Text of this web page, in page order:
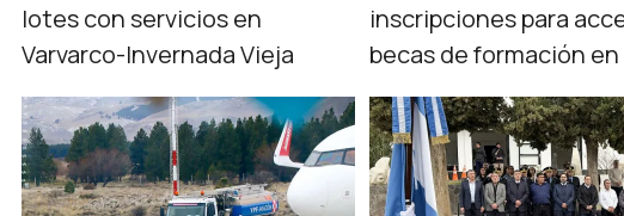
lotes con servicios en
Varvarco-Invernada Vieja
inscripciones para
becas de formación